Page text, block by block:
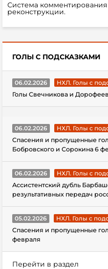
Система комментирования
реконструкции.
ГОЛЫ С ПОДСКАЗКАМИ
06.02.2026
НХЛ. Голы с
Голы Свечникова и
06.02.2026
НХЛ. Голы с
Спасения и пропущенные
Бобровского и Сорокина 6
06.02.2026
НХЛ. Голы с
Ассистентский дубль
результативных передач
05.02.2026
НХЛ. Голы с
Спасения и пропущенные
февраля
Перейти в раздел